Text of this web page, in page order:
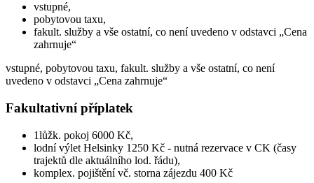
vstupné,
pobytovou taxu,
fakult. služby a vše ostatní, co není uvedeno v odstavci „Cena
zahrnuje“
vstupné, pobytovou taxu, fakult. služby a vše ostatní, co není
uvedeno v odstavci „Cena zahrnuje“
Fakultativní příplatek
1lůžk. pokoj 6000 Kč,
lodní výlet Helsinky 1250 Kč - nutná rezervace v CK (časy
trajektů dle aktuálního lod. řádu),
komplex. pojištění vč. storna zájezdu 400 Kč